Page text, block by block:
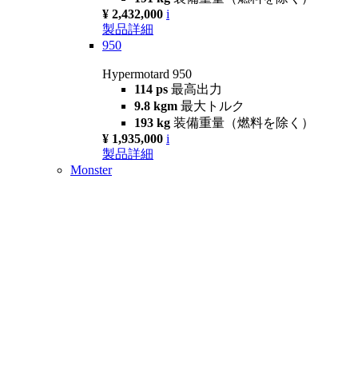
¥ 2,432,000 i
製品詳細
950
Hypermotard 950
114 ps 最高出力
9.8 kgm 最大トルク
193 kg 装備重量（燃料を除く）
¥ 1,935,000 i
製品詳細
Monster